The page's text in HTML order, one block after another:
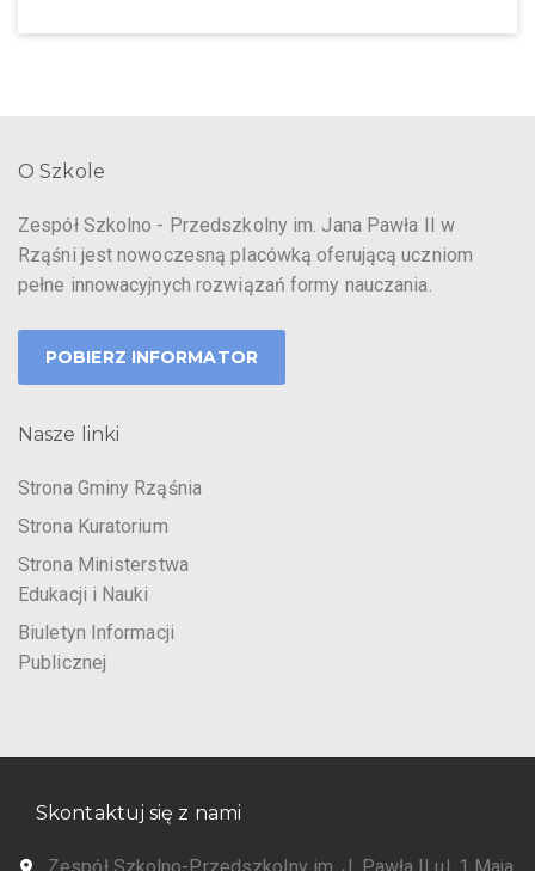
O Szkole
Zespół Szkolno - Przedszkolny im. Jana Pawła II w
Rząśni jest nowoczesną placówką oferującą uczniom
pełne innowacyjnych rozwiązań formy nauczania.
POBIERZ INFORMATOR
Nasze linki
Strona Gminy Rząśnia
Strona Kuratorium
Strona Ministerstwa
Edukacji i Nauki
Biuletyn Informacji
Publicznej
Skontaktuj się z nami